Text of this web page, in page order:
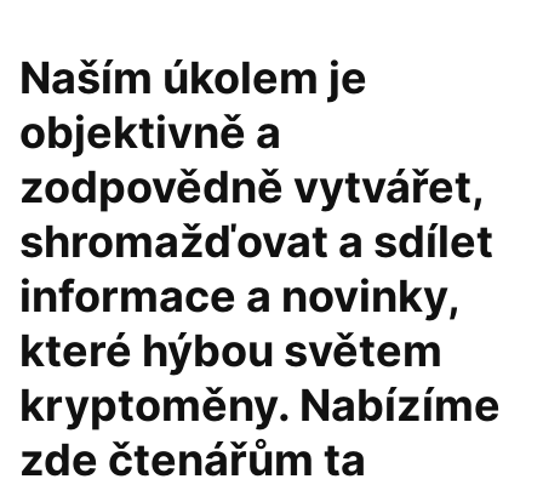
Naším úkolem je
objektivně a
zodpovědně vytvářet,
shromažďovat a sdílet
informace a novinky,
které hýbou světem
kryptoměny. Nabízíme
zde čtenářům ta